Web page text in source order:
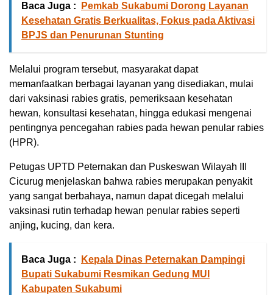
Baca Juga :
Pemkab Sukabumi Dorong Layanan
Kesehatan Gratis Berkualitas, Fokus pada Aktivasi
BPJS dan Penurunan Stunting
Melalui program tersebut, masyarakat dapat
memanfaatkan berbagai layanan yang disediakan, mulai
dari vaksinasi rabies gratis, pemeriksaan kesehatan
hewan, konsultasi kesehatan, hingga edukasi mengenai
pentingnya pencegahan rabies pada hewan penular rabies
(HPR).
Petugas UPTD Peternakan dan Puskeswan Wilayah III
Cicurug menjelaskan bahwa rabies merupakan penyakit
yang sangat berbahaya, namun dapat dicegah melalui
vaksinasi rutin terhadap hewan penular rabies seperti
anjing, kucing, dan kera.
Baca Juga :
Kepala Dinas Peternakan Dampingi
Bupati Sukabumi Resmikan Gedung MUI
Kabupaten Sukabumi